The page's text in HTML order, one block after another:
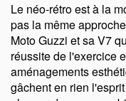
Le néo-rétro est à la
pas la même
Moto Guzzi et sa V7
réussite de l'exercice
aménagements
gâchent en rien